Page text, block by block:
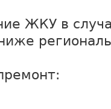
ЖКУ в